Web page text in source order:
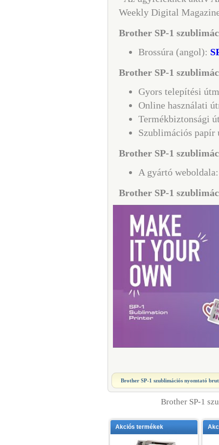
Weekly Digital
Brother SP-1
Brossúra (angol):
Brother SP-1
Gyors telepítési
Online használati
Termékbiztonsági
Szublimációs
Brother SP-1
A gyártó
Brother SP-1
Brother SP-1 szublimációs nyomtató
Brother SP-1
Akciós termékek